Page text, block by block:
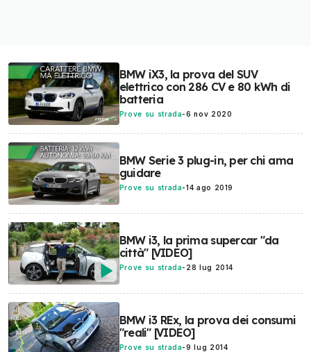
BMW iX3, la prova del SUV
elettrico con 286 CV e 80 kWh di
batteria
Prove su strada-6 nov 2020
BMW Serie 3 plug-in, per chi ama
guidare
Prove su strada-14 ago 2019
BMW i3, la prima supercar "da
città" [VIDEO]
Prove su strada- 28 lug 2014
BMW i3 REx, la prova dei consumi
"reali" [VIDEO]
Prove su strada-9 lug 2014